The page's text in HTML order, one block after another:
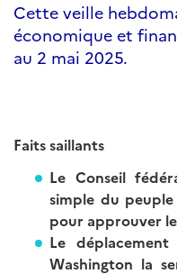
Cette veille
économique et
au 2 mai 2025.
Faits saillants
Le Conseil
simple du
pour approuver
Le
Washington la